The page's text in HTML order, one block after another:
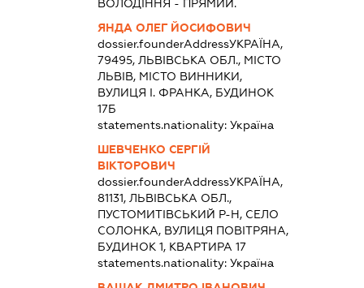
ВОЛОДІННЯ - ПРЯМИЙ.
ЯНДА ОЛЕГ ЙОСИФОВИЧ
dossier.founderAddressУКРАЇНА,
79495, ЛЬВІВСЬКА ОБЛ., МІСТО
ЛЬВІВ, МІСТО ВИННИКИ,
ВУЛИЦЯ І. ФРАНКА, БУДИНОК
17Б
statements.nationality:Україна
ШЕВЧЕНКО СЕРГІЙ
ВІКТОРОВИЧ
dossier.founderAddressУКРАЇНА,
81131, ЛЬВІВСЬКА ОБЛ.,
ПУСТОМИТІВСЬКИЙ Р-Н, СЕЛО
СОЛОНКА, ВУЛИЦЯ ПОВІТРЯНА,
БУДИНОК 1, КВАРТИРА 17
statements.nationality:Україна